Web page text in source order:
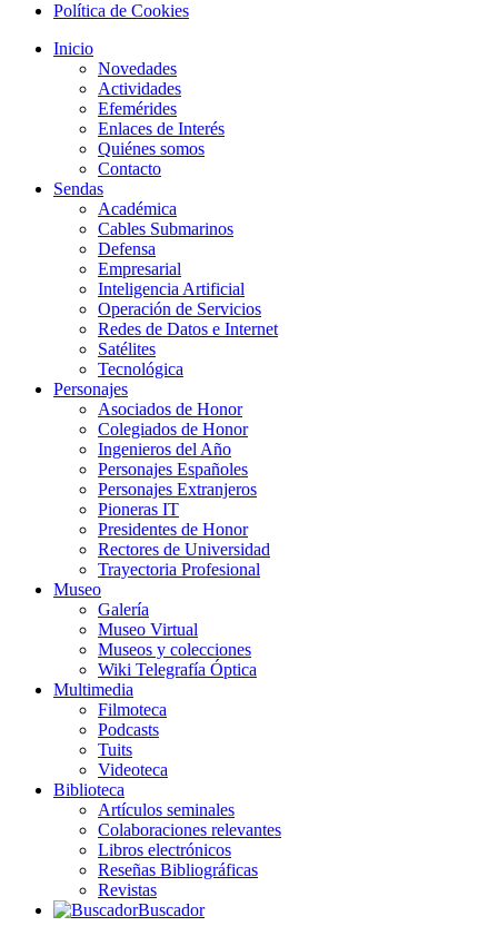
Política de Cookies
Inicio
Novedades
Actividades
Efemérides
Enlaces de Interés
Quiénes somos
Contacto
Sendas
Académica
Cables Submarinos
Defensa
Empresarial
Inteligencia Artificial
Operación de Servicios
Redes de Datos e Internet
Satélites
Tecnológica
Personajes
Asociados de Honor
Colegiados de Honor
Ingenieros del Año
Personajes Españoles
Personajes Extranjeros
Pioneras IT
Presidentes de Honor
Rectores de Universidad
Trayectoria Profesional
Museo
Galería
Museo Virtual
Museos y colecciones
Wiki Telegrafía Óptica
Multimedia
Filmoteca
Podcasts
Tuits
Videoteca
Biblioteca
Artículos seminales
Colaboraciones relevantes
Libros electrónicos
Reseñas Bibliográficas
Revistas
Buscador